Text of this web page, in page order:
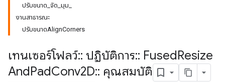
ปรับขนาด_จัด_มุม_
งานสาธารณะ
ปรับขนาดAlignCorners
เทนเซอร์โฟลว์:: ปฏิบัติการ:: FusedResize
AndPadConv2D:: คุณสมบัติ